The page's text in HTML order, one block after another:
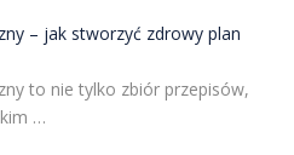
– jak stworzyć zdrowy plan
to nie tylko zbiór przepisów,
…